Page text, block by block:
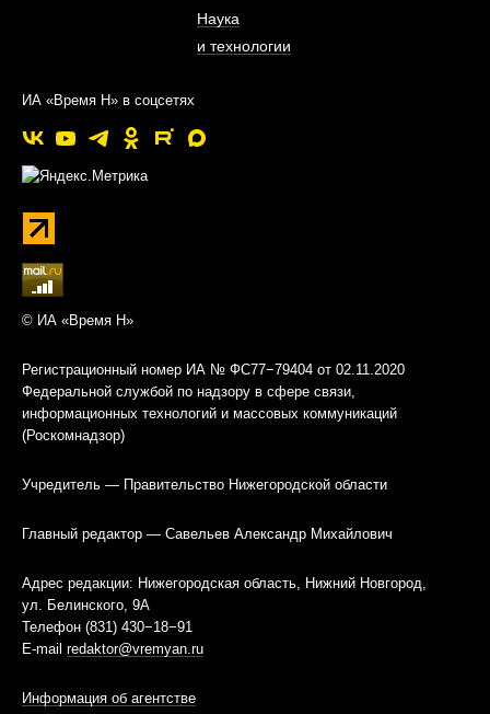
Наука
и технологии
ИА «Время Н» в соцсетях
© ИА «Время Н»
Регистрационный номер ИА № ФС77−79404 от 02.11.2020
Федеральной службой по надзору в сфере связи,
информационных технологий и массовых коммуникаций
(Роскомнадзор)
Учредитель — Правительство Нижегородской области
Главный редактор — Савельев Александр Михайлович
Адрес редакции: Нижегородская область, Нижний Новгород,
ул. Белинского, 9А
Телефон (831) 430−18−91
E-mail redaktor@vremyan.ru
Информация об агентстве